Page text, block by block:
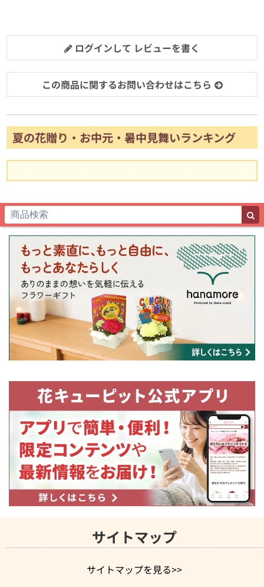
ログインして レビューを書く
この商品に関するお問い合わせはこちら
夏の花贈り・お中元・暑中見舞いランキング
サイトマップ
サイトマップを見る>>